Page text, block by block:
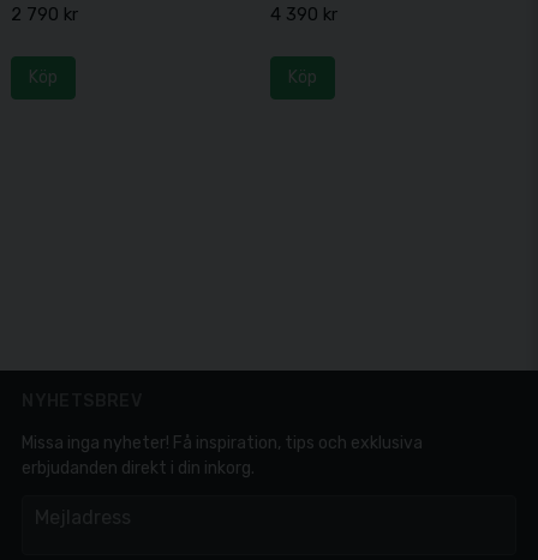
2 790 kr
Köp
4 390 kr
Köp
Missa inga nyheter! Få inspiration, tips och exklusiva
erbjudanden direkt i din inkorg.